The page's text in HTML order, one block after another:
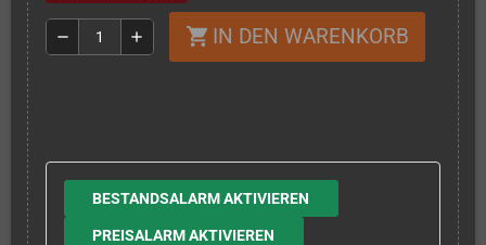
remove add shopping_cart IN DEN WARENKORB
BESTANDSALARM AKTIVIEREN
PREISALARM AKTIVIEREN